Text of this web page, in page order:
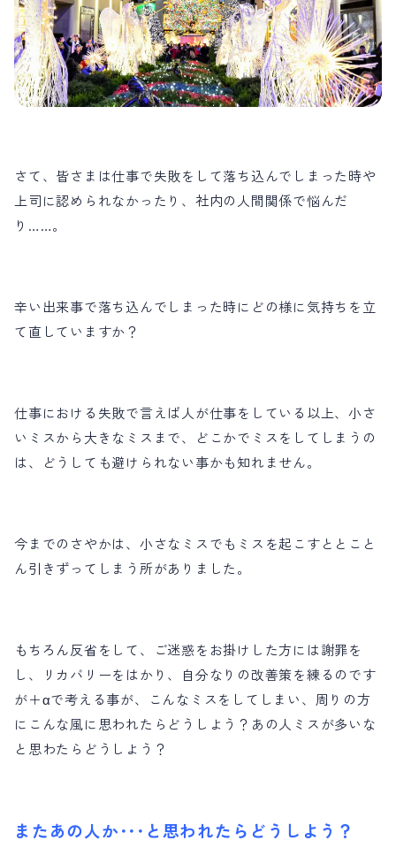
さて、皆さまは仕事で失敗をして落ち込んでしまった時や
上司に認められなかったり、社内の人間関係で悩んだ
り……。
辛い出来事で落ち込んでしまった時にどの様に気持ちを立
て直していますか？
仕事における失敗で言えば人が仕事をしている以上、小さ
いミスから大きなミスまで、どこかでミスをしてしまうの
は、どうしても避けられない事かも知れません。
今までのさやかは、小さなミスでもミスを起こすととこと
ん引きずってしまう所がありました。
もちろん反省をして、ご迷惑をお掛けした方には謝罪を
し、リカバリーをはかり、自分なりの改善策を練るのです
が＋αで考える事が、こんなミスをしてしまい、周りの方
にこんな風に思われたらどうしよう？あの人ミスが多いな
と思わたらどうしよう？
またあの人か･･･と思われたらどうしよう？